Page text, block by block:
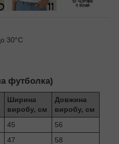
30°C
футболка)
Ширина
виробу, см
Довжина
виробу, см
45
56
47
58